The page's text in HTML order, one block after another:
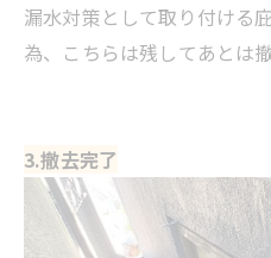
漏水対策として取り付ける
為、こちらは残してあとは撤
3.撤去完了